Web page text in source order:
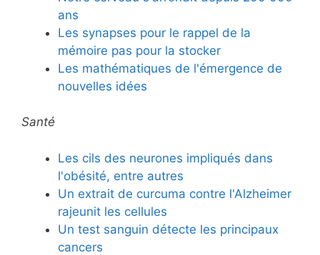
ans
Les synapses pour le rappel de la
mémoire pas pour la stocker
Les mathématiques de l'émergence de
nouvelles idées
Santé
Les cils des neurones impliqués dans
l'obésité, entre autres
Un extrait de curcuma contre l'Alzheimer
rajeunit les cellules
Un test sanguin détecte les principaux
cancers